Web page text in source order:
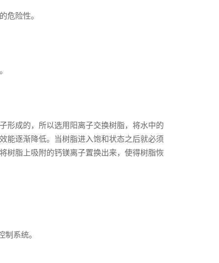
危险性。
形成的，所以选用阳离子交换树脂，将水中的
能逐渐降低。当树脂进入饱和状态之后就必须
树脂上吸附的钙镁离子置换出来，使得树脂恢
系统。